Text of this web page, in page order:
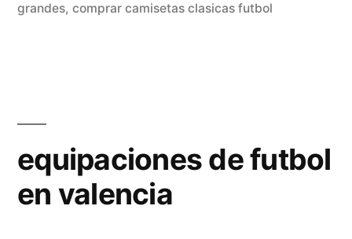
grandes, comprar camisetas clasicas futbol
equipaciones de futbol
en valencia